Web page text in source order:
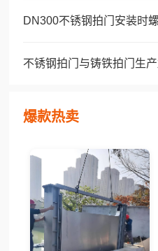
DN300不锈钢拍门安装时
不锈钢拍门与铸铁拍门生
爆款热卖